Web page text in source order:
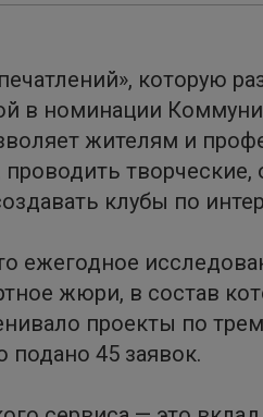
которую
в номинации
жителям и
проводить
клубы по
ежегодное
жюри, в состав
проекты по
подано 45 заявок.